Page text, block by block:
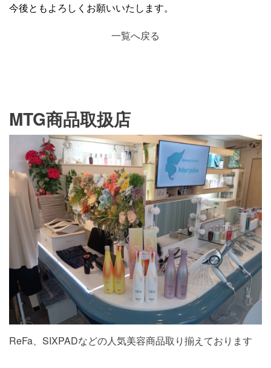
今後ともよろしくお願いいたします。
一覧へ戻る
MTG商品取扱店
ReFa、SIXPADなどの人気美容商品取り揃えております